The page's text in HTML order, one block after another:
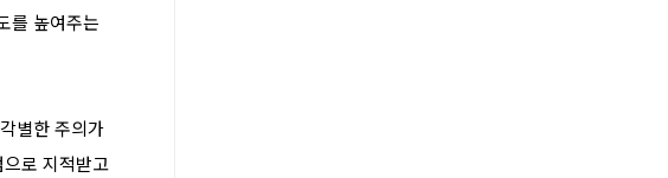
를 높여주는
별한 주의가
로 지적받고